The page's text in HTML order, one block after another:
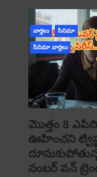
వార్తలు సినిమా
సినిమా వార్తలు
మొత్తం 8
ఊహించని
నంబర్ వన్